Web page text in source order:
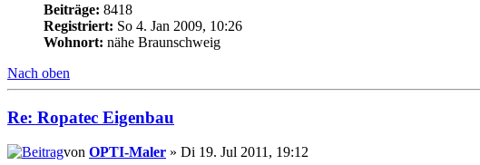
Beiträge: 8418
Registriert: So 4. Jan 2009, 10:26
Wohnort: nähe Braunschweig
Nach oben
Re: Ropatec Eigenbau
von OPTI-Maler » Di 19. Jul 2011, 19:12